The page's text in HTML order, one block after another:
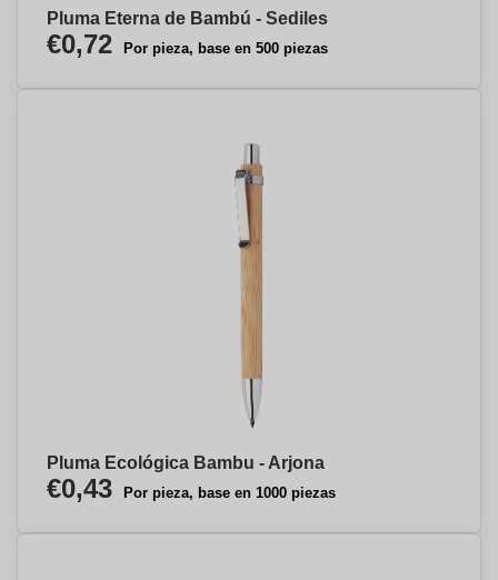
Pluma Eterna de Bambú - Sediles
€0,72 Por pieza, base en 500 piezas
Pluma Ecológica Bambu - Arjona
€0,43 Por pieza, base en 1000 piezas